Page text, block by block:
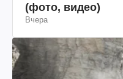
(фото, видео)
Вчера